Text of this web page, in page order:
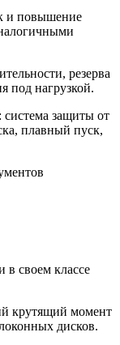
и повышение
резерва
под нагрузкой.
защиты от
плавный пуск,
в своем классе
крутящий момент
дисков.